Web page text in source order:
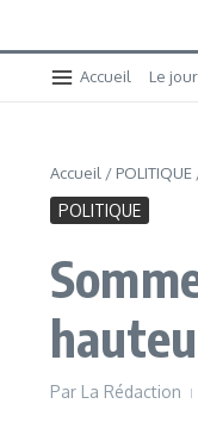
Accueil Le
Accueil / POLITIQUE
POLITIQUE
Par La Rédaction